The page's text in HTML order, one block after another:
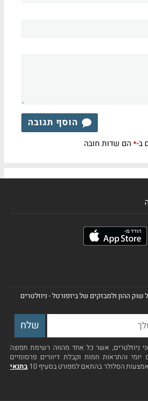
הוסף תגובה
ב-*הם שדות חובה
ההון ולמבזקים של ביזפורטל - ניוזלטרים
ניוזלטרים, אשר כל אחד מהווה רשימת תפוצה
יומי והתראות חמות וקבלת דיוורים פרסומיים
הסלולר בהתאם למפורט בסעיף 10
בתנאי